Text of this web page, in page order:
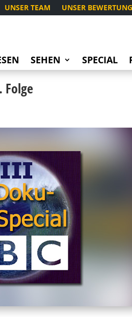
UNSER TEAM UNSER
SEHEN SPECIAL
Folge